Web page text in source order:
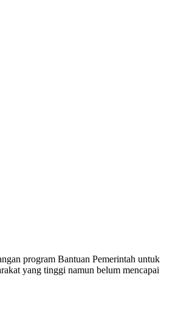
program Bantuan Pemerintah untuk
yang tinggi namun belum mencapai